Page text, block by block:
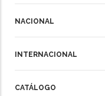
NACIONAL
INTERNACIONAL
CATÁLOGO